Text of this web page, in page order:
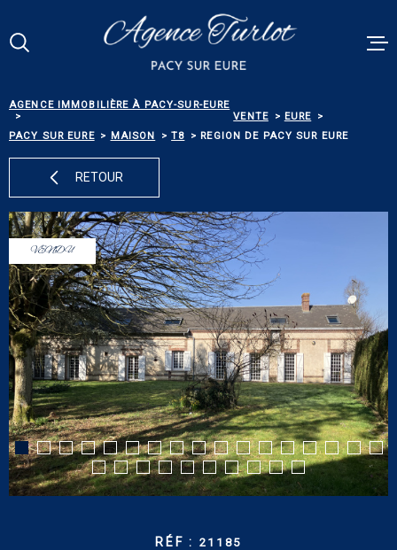
menu
contenu
VENTES
ALERTE
NOS
CONTACT
AGENCE IMMOBILIÈRE À PACY-SUR-EURE
VENTE
EURE
PACY SUR EURE
MAISON T8 REGION DE PACY SUR EURE
RETOUR
VENDU
RÉF : 21185
Votre
RECHERCHE
TYPE
DE
BIEN
TYPE DE BIEN
VILLE
Budget
BUDGET
RECHERCHER